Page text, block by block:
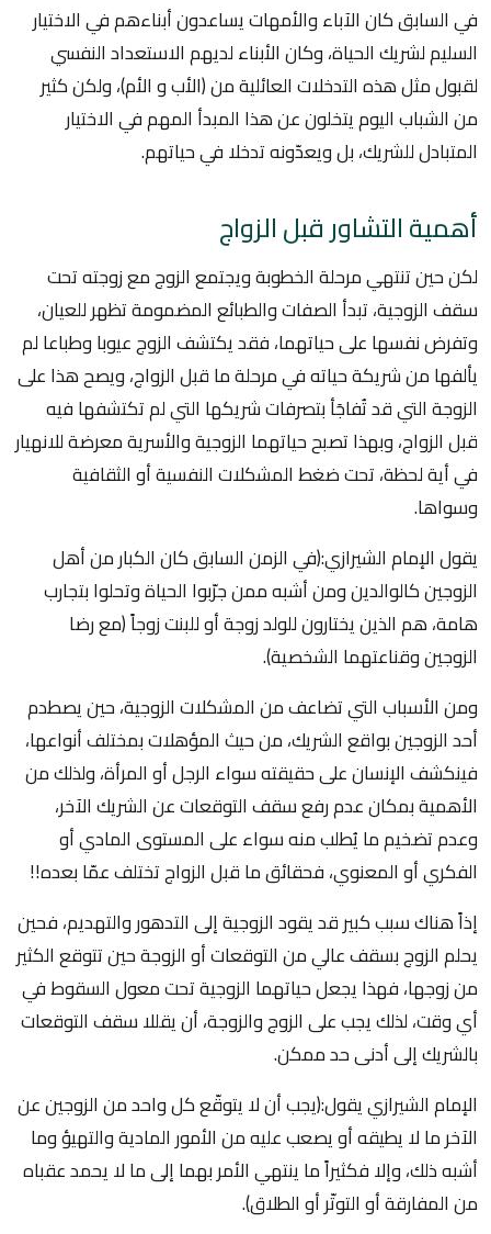
في السابق كان الآباء والأمهات يساعدون أبناءهم في الاختيار
السليم لشريك الحياة، وكان الأبناء لديهم الاستعداد النفسي
لقبول مثل هذه التدخلات العائلية من (الأب و الأم)، ولكن كثير
من الشباب اليوم يتخلون عن هذا المبدأ المهم في الاختيار
المتبادل للشريك، بل ويعدّونه تدخلا في حياتهم.
أهمية التشاور قبل الزواج
لكن حين تنتهي مرحلة الخطوبة ويجتمع الزوج مع زوجته تحت
سقف الزوجية، تبدأ الصفات والطبائع المضمومة تظهر للعيان،
وتفرض نفسها على حياتهما، فقد يكتشف الزوج عيوبا وطباعا لم
يألفها من شريكة حياته في مرحلة ما قبل الزواج، ويصح هذا على
الزوجة التي قد تُفاجَأ بتصرفات شريكها التي لم تكتشفها فيه
قبل الزواج، وبهذا تصبح حياتهما الزوجية والأسرية معرضة للانهيار
في أية لحظة، تحت ضغط المشكلات النفسية أو الثقافية
وسواها.
يقول الإمام الشيرازي:(في الزمن السابق كان الكبار من أهل
الزوجين كالوالدين ومن أشبه ممن جرّبوا الحياة وتحلوا بتجارب
هامة، هم الذين يختارون للولد زوجة أو للبنت زوجاً (مع رضا
الزوجين وقناعتهما الشخصية).
ومن الأسباب التي تضاعف من المشكلات الزوجية، حين يصطدم
أحد الزوجين بواقع الشريك، من حيث المؤهلات بمختلف أنواعها،
فينكشف الإنسان على حقيقته سواء الرجل أو المرأة، ولذلك من
الأهمية بمكان عدم رفع سقف التوقعات عن الشريك الآخر،
وعدم تضخيم ما يُطلب منه سواء على المستوى المادي أو
الفكري أو المعنوي، فحقائق ما قبل الزواج تختلف عمّا بعده!!
إذاً هناك سبب كبير قد يقود الزوجية إلى التدهور والتهديم، فحين
يحلم الزوج بسقف عالي من التوقعات أو الزوجة حين تتوقع الكثير
من زوجها، فهذا يجعل حياتهما الزوجية تحت معول السقوط في
أي وقت، لذلك يجب على الزوج والزوجة، أن يقللا سقف التوقعات
بالشريك إلى أدنى حد ممكن.
الإمام الشيرازي يقول:(يجب أن لا يتوقّع كل واحد من الزوجين عن
الآخر ما لا يطيقه أو يصعب عليه من الأمور المادية والتهيؤ وما
أشبه ذلك، وإلا فكثيراً ما ينتهي الأمر بهما إلى ما لا يحمد عقباه
من المفارقة أو التوتّر أو الطلاق).